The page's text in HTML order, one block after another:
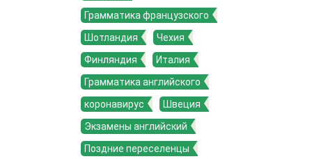
Грамматика французского
Шотландия
Чехия
Финляндия
Италия
Грамматика английского
коронавирус
Швеция
Экзамены английский
Поздние переселенцы